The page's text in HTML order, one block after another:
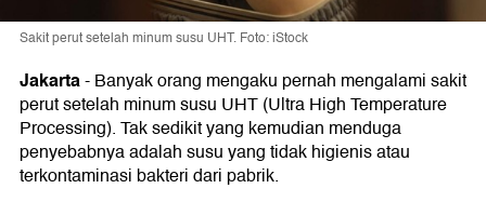
Sakit perut setelah minum susu UHT. Foto: iStock
Jakarta-Banyak orang mengaku pernah mengalami sakit
perut setelah minum susu UHT (Ultra High Temperature
Processing). Tak sedikit yang kemudian menduga
penyebabnya adalah susu yang tidak higienis atau
terkontaminasi bakteri dari pabrik.